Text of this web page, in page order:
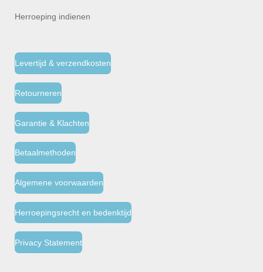
Herroeping indienen
Levertijd & verzendkosten
Retourneren
Garantie & Klachten
Betaalmethoden
Algemene voorwaarden
Herroepingsrecht en bedenktijd
Privacy Statement